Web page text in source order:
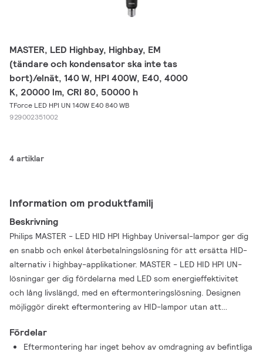
MASTER, LED Highbay, Highbay, EM
(tändare och kondensator ska inte tas
bort)/elnät, 140 W, HPI 400W, E40, 4000
K, 20000 lm, CRI 80, 50000 h
TForce LED HPI UN 140W E40 840 WB
929002351002
4 artiklar
Information om produktfamilj
Beskrivning
Philips MASTER - LED HID HPI Highbay Universal-lampor ger dig
en snabb och enkel återbetalningslösning för att ersätta HID-
alternativ i highbay-applikationer. MASTER - LED HID HPI UN-
lösningar ger dig fördelarna med LED som energieffektivitet
och lång livslängd, med en eftermonteringslösning. Designen
möjliggör direkt eftermontering av HID-lampor utan att
HPI UN-lampan är kompatibel med både 250W och 400W EM-
drivdon för att maximera möjligheten till sådana
Fördelar
Eftermontering har inget behov av omdragning av befintliga